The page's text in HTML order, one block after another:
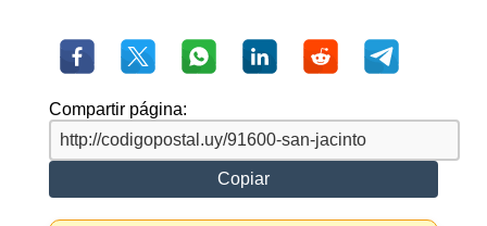
Compartir página:
Copiar